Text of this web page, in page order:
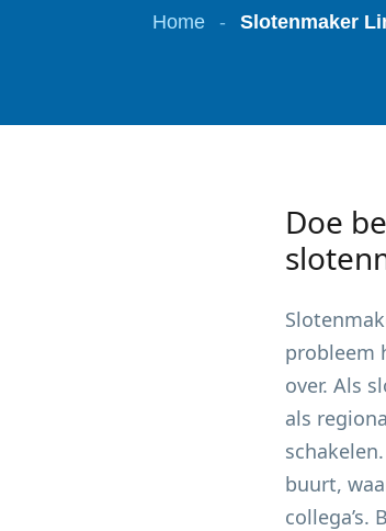
Home - Slotenmaker
Doe
probleem
over. Als
als
buurt,